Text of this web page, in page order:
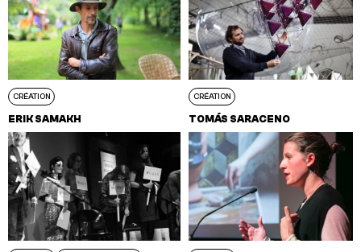
CRÉATION
ERIK SAMAKH
CRÉATION
TOMÁS SARACENO